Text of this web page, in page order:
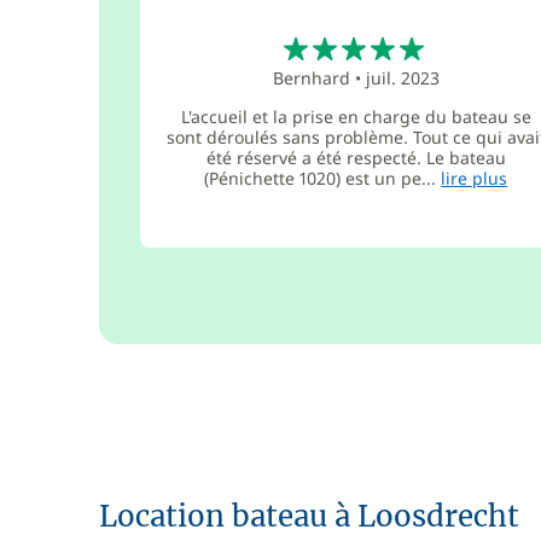
Bernhard • juil. 2023
L'accueil et la prise en charge du bateau se
sont déroulés sans problème. Tout ce qui
été réservé a été respecté. Le bateau
(Pénichette 1020) est un pe... lire plus
Location bateau à Loosdrecht